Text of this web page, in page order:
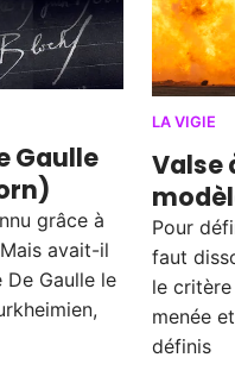
Gaulle
grâce à
avait-il
Gaulle le
LA VIGIE
Valse
Pour
faut
le
menée
définis